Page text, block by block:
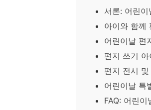
서론: 어린
아이와 함께
어린이날 편
편지 쓰기 아
편지 전시 및
어린이날 특
FAQ: 어린